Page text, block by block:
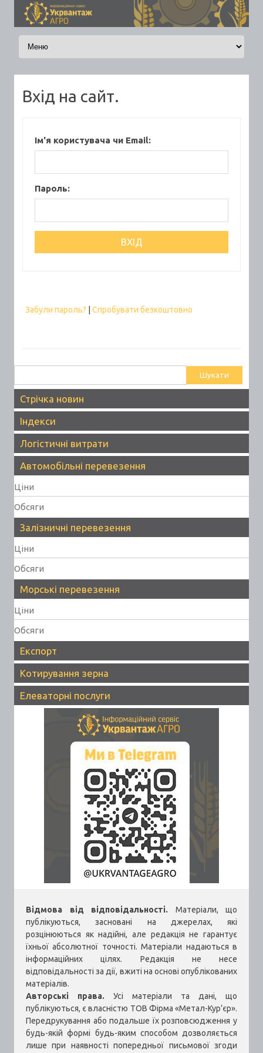
Skip to content
Вхід на сайт.
Ім'я користувача чи Email:
Пароль:
Забули пароль? Спробувати безкоштовно
Стрічка новин
Індекси
Логістичні витрати
Автомобільні перевезення
Ціни
Обсяги
Залізничні перевезення
Ціни
Обсяги
Морські перевезення
Ціни
Обсяги
Експорт
Котирування зерна
Елеваторні послуги
Відмова від відповідальності. Матеріали, що
публікуються, засновані на джерелах, які
розцінюються як надійні, але редакція не гарантує
їхньої абсолютної точності. Матеріали надаються в
інформаційних цілях. Редакція не несе
відповідальності за дії, вжиті на основі опублікованих
матеріалів.
Авторські права. Усі матеріали та дані, що
публікуються, є власністю ТОВ Фірма «Метал-Кур’єр».
Передрукування або подальше їх розповсюдження у
будь-якій формі будь-яким способом дозволяється
лише при наявності попередньої письмової згоди